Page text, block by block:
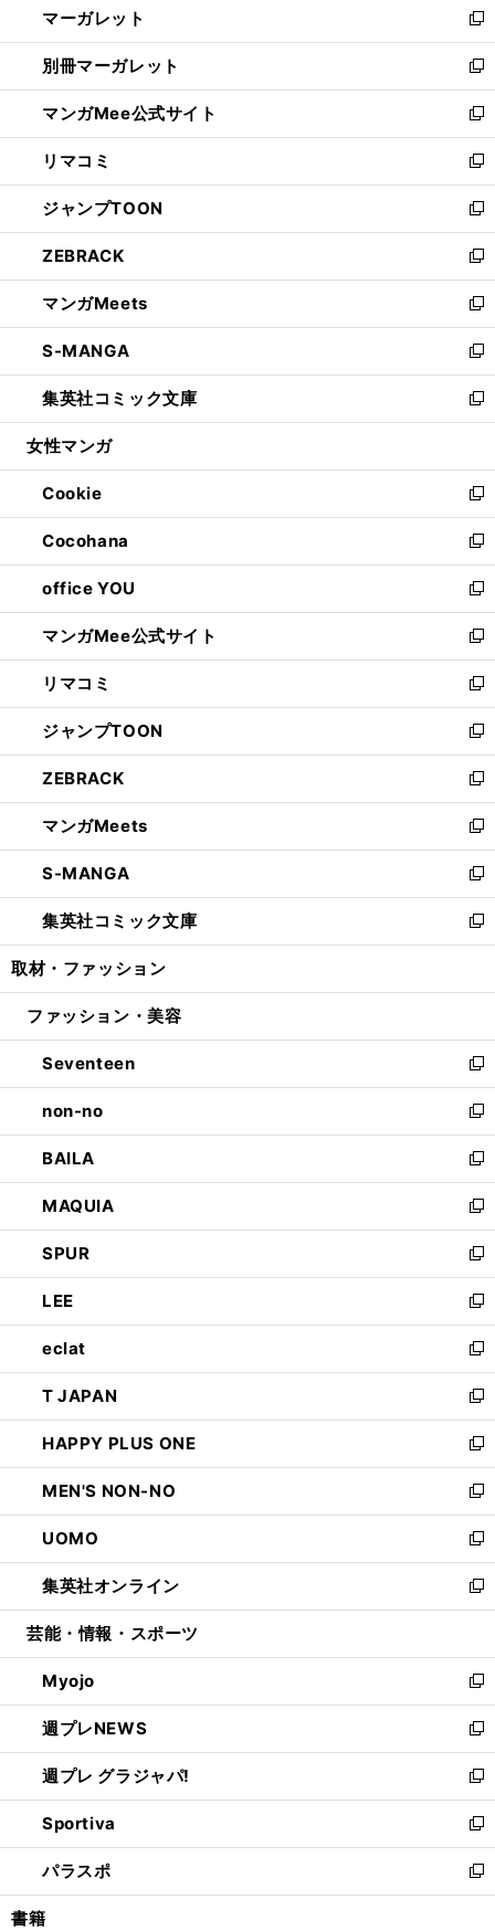
く
で
開
く
ド
ウ
で
開
く
い
ウ
ィ
ン
ド
ウ
で
開
く
マーガレット
新
し
い
ウ
ィ
ン
ド
ウ
で
開
く
別冊マーガレット
新
し
い
ウ
ィ
ン
ド
ウ
で
開
く
マンガMee公式サイト
新
し
い
ウ
ィ
ン
ド
ウ
で
開
く
リマコミ
新
し
い
ウ
ィ
ン
ド
ウ
で
開
く
ジャンプTOON
新
し
い
ウ
ィ
ン
ド
ウ
で
開
ZEBRACK
新
し
い
ウ
ィ
ン
ド
ウ
開
く
マンガMeets
新
し
い
ウ
ィ
ン
ウ
で
開
く
S-MANGA
新
し
い
ウ
ン
ド
ウ
で
開
く
集英社コミック文庫
新
し
ウ
ィ
ン
ド
ウ
で
開
く
女性マンガ
Cookie
新
し
い
ウ
ィ
ン
ド
ウ
で
開
く
Cocohana
新
し
い
ウ
ィ
ン
ド
ウ
で
開
く
office YOU
新
し
い
ウ
ィ
ン
ド
ウ
で
開
く
マンガMee公式サイト
新
し
い
ウ
ィ
ン
ド
ウ
で
開
く
リマコミ
新
し
い
ウ
ィ
ン
ド
ウ
で
開
く
ジャンプTOON
新
し
い
ウ
ィ
ン
ド
ウ
で
開
ZEBRACK
新
し
い
ウ
ィ
ン
ド
ウ
開
マンガMeets
新
し
い
ウ
ィ
ン
ウ
開
く
S-MANGA
新
し
い
ウ
ン
ウ
で
開
く
集英社コミック文庫
新
し
ウ
ン
ド
ウ
で
開
く
取材・ファッション
ファッション・美容
Seventeen
新
し
い
ウ
ィ
ン
ド
ウ
で
開
く
non-no
新
し
い
ウ
ィ
ン
ド
ウ
で
開
く
BAILA
新
し
い
ウ
ィ
ン
ド
ウ
で
開
く
MAQUIA
新
し
い
ウ
ィ
ン
ド
ウ
で
開
く
SPUR
新
し
い
ウ
ィ
ン
ド
ウ
で
開
く
LEE
新
し
い
ウ
ィ
ン
ド
ウ
で
開
く
eclat
新
し
い
ウ
ィ
ン
ド
ウ
で
開
く
T JAPAN
新
し
い
ウ
ィ
ン
ド
ウ
で
開
HAPPY PLUS ONE
新
し
い
ウ
ィ
ン
ド
ウ
開
く
MEN'S NON-NO
新
し
い
ウ
ィ
ン
ウ
で
開
く
UOMO
新
し
い
ウ
ン
ド
ウ
で
開
く
集英社オンライン
新
し
ウ
ィ
ン
ド
ウ
で
開
く
芸能・情報・スポーツ
Myojo
新
し
い
ウ
ィ
ン
ド
ウ
で
開
週プレNEWS
新
し
い
ウ
ィ
ン
ド
ウ
週プレ グラジャパ!
新
し
い
ウ
ィ
ン
Sportiva
新
し
い
ウ
パラスポ
新
し
書籍